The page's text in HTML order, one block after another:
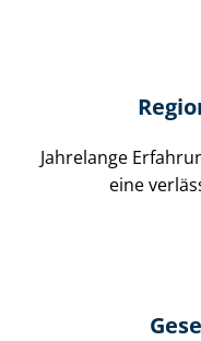
Jahrelange
eine